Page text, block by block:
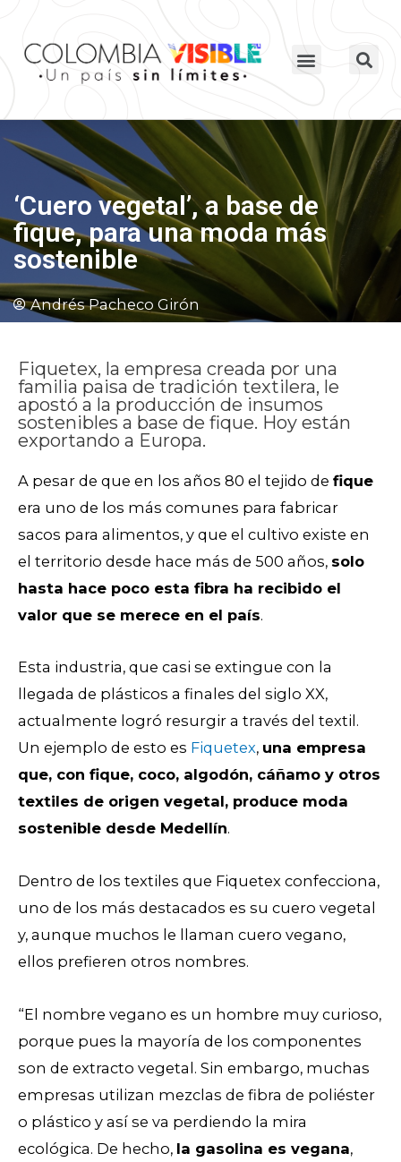
‘Cuero vegetal’, a base de
fique, para una moda más
sostenible
Andrés Pacheco Girón
Fiquetex, la empresa creada por una
familia paisa de tradición textilera, le
apostó a la producción de insumos
sostenibles a base de fique. Hoy están
exportando a Europa.
A pesar de que en los años 80 el tejido de fique
era uno de los más comunes para fabricar
sacos para alimentos, y que el cultivo existe en
el territorio desde hace más de 500 años, solo
hasta hace poco esta fibra ha recibido el
valor que se merece en el país.
Esta industria, que casi se extingue con la
llegada de plásticos a finales del siglo XX,
actualmente logró resurgir a través del textil.
Un ejemplo de esto es Fiquetex, una empresa
que, con fique, coco, algodón, cáñamo y otros
textiles de origen vegetal, produce moda
sostenible desde Medellín.
Dentro de los textiles que Fiquetex confecciona,
uno de los más destacados es su cuero vegetal
y, aunque muchos le llaman cuero vegano,
ellos prefieren otros nombres.
“El nombre vegano es un hombre muy curioso,
porque pues la mayoría de los componentes
son de extracto vegetal. Sin embargo, muchas
empresas utilizan mezclas de fibra de poliéster
o plástico y así se va perdiendo la mira
ecológica. De hecho, la gasolina es vegana,